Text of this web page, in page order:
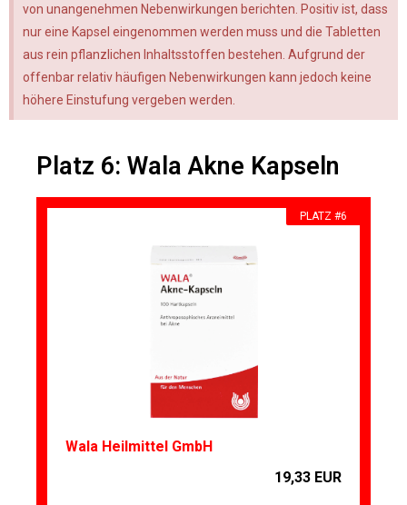
von unangenehmen Nebenwirkungen berichten. Positiv ist, dass
nur eine Kapsel eingenommen werden muss und die Tabletten
aus rein pflanzlichen Inhaltsstoffen bestehen. Aufgrund der
offenbar relativ häufigen Nebenwirkungen kann jedoch keine
höhere Einstufung vergeben werden.
Platz 6: Wala Akne Kapseln
PLATZ #6
Wala Heilmittel GmbH
19,33 EUR